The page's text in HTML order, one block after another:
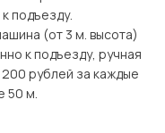
подъезду.
(от 3 м. высота)
к подъезду, ручная
рублей за каждые
50 м.